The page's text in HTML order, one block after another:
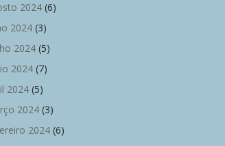
2024 (6)
2024 (3)
2024 (5)
2024 (7)
2024 (5)
2024 (3)
2024 (6)